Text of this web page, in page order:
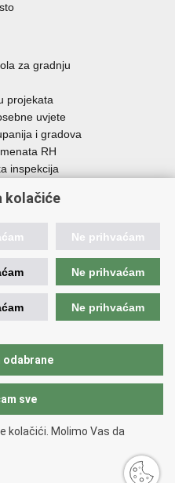
za gradnju
projekata
uvjete
i gradova
RH
inspekcija
nekretninama
učinkovitost
uređenja, graditeljstva i
kolačiće
Ne prihvaćam
Ne prihvaćam
Ne prihvaćam
odabrane
sve
kolačići. Molimo Vas da